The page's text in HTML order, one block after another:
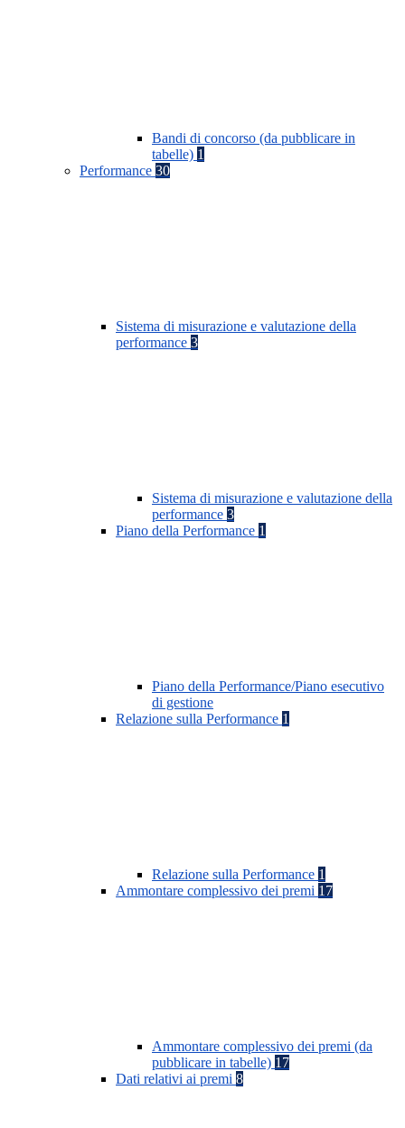
Bandi di concorso (da pubblicare in
tabelle) 1
Performance 30
Sistema di misurazione e valutazione della
performance 3
Sistema di misurazione e valutazione della
performance 3
Piano della Performance 1
Piano della Performance/Piano esecutivo
di gestione
Relazione sulla Performance 1
Relazione sulla Performance 1
Ammontare complessivo dei premi 17
Ammontare complessivo dei premi (da
pubblicare in tabelle) 17
Dati relativi ai premi 8